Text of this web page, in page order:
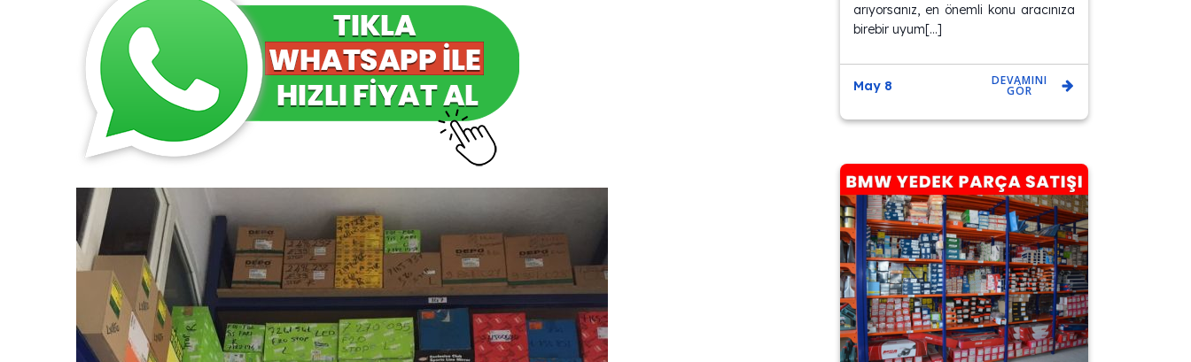
arıyorsanız, en önemli konu aracınıza
birebir uyum[…]
May 8 DEVAMINI
GÖR